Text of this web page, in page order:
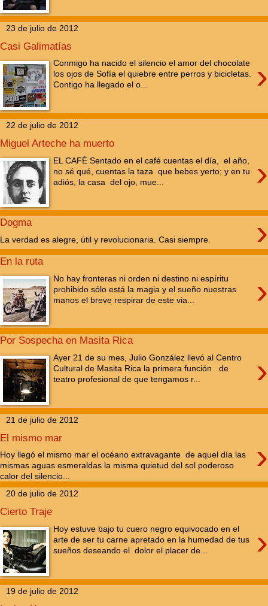
23 de julio de 2012
Casi Galimatías
›
Conmigo ha nacido el silencio el amor del chocolate
los ojos de Sofía el quiebre entre perros y bicicletas.
Contigo ha llegado el o...
22 de julio de 2012
Miguel Arteche ha muerto
›
EL CAFÉ Sentado en el café cuentas el día, el año,
no sé qué, cuentas la taza que bebes yerto; y en tu
adiós, la casa del ojo, mue...
Dogma ›
La verdad es alegre, útil y revolucionaria. Casi siempre.
En la ruta
›
No hay fronteras ni orden ni destino ni espíritu
prohibido sólo está la magia y el sueño nuestras
manos el breve respirar de este via...
Por Sospecha en Masita Rica
›
Ayer 21 de su mes, Julio González llevó al Centro
Cultural de Masita Rica la primera función de
teatro profesional de que tengamos r...
21 de julio de 2012
El mismo mar ›
Hoy llegó el mismo mar el océano extravagante de aquel día las
mismas aguas esmeraldas la misma quietud del sol poderoso
calor del silencio...
20 de julio de 2012
Cierto Traje
›
Hoy estuve bajo tu cuero negro equivocado en el
arte de ser tu carne apretado en la humedad de tus
sueños deseando el dolor el placer de...
19 de julio de 2012